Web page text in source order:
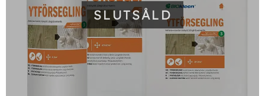
SLUTSÅLD